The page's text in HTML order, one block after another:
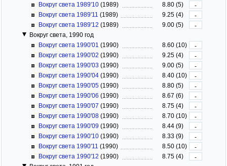
Вокруг света 1989'10 (1989) 8.80 (5)
-
Вокруг света 1989'11 (1989) 9.25 (4)
-
Вокруг света 1989'12 (1989) 9.00 (5)
-
Вокруг света, 1990 год
Вокруг света 1990'01 (1990) 8.60 (10)
-
Вокруг света 1990'02 (1990) 9.25 (4)
-
Вокруг света 1990'03 (1990) 9.00 (5)
-
Вокруг света 1990'04 (1990) 8.40 (10)
-
Вокруг света 1990'05 (1990) 8.80 (5)
-
Вокруг света 1990'06 (1990) 8.67 (6)
-
Вокруг света 1990'07 (1990) 8.75 (4)
-
Вокруг света 1990'08 (1990) 8.70 (10)
-
Вокруг света 1990'09 (1990) 8.44 (9)
-
Вокруг света 1990'10 (1990) 8.33 (9)
-
Вокруг света 1990'11 (1990) 8.50 (10)
-
Вокруг света 1990'12 (1990) 8.75 (4)
-